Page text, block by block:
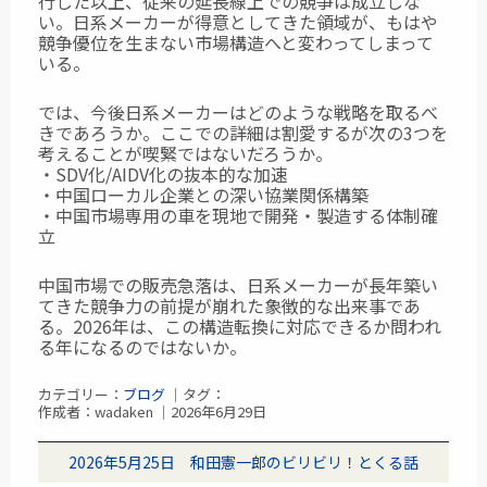
い。日系メーカーが得意としてきた領域が、もはや
競争優位を生まない市場構造へと変わってしまって
いる。
では、今後日系メーカーはどのような戦略を取るべ
きであろうか。ここでの詳細は割愛するが次の3つを
考えることが喫緊ではないだろうか。
・SDV化/AIDV化の抜本的な加速
・中国ローカル企業との深い協業関係構築
・中国市場専用の車を現地で開発・製造する体制確
立
中国市場での販売急落は、日系メーカーが長年築い
てきた競争力の前提が崩れた象徴的な出来事であ
る。2026年は、この構造転換に対応できるか問われ
る年になるのではないか。
カテゴリー： ブログ ｜タグ：
作成者：wadaken ｜2026年6月29日
2026年5月25日 和田憲一郎のビリビリ！とくる話